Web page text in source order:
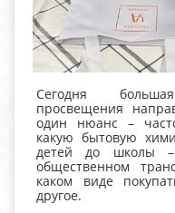
Сегодня
просвещения
один нюанс –
какую бытовую
детей до школы
общественном
каком виде
другое.